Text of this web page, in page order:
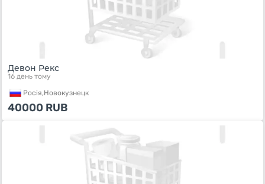
Девон Рекс
16 день тому
Росiя,Новокузнецк
40000 RUB